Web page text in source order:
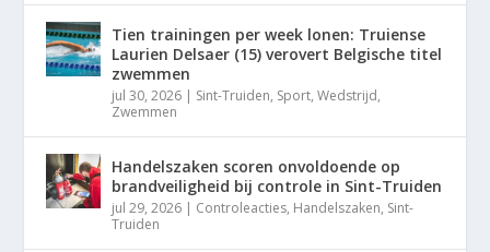
Tien trainingen per week lonen: Truiense
Laurien Delsaer (15) verovert Belgische titel
zwemmen
jul 30, 2026 | Sint-Truiden, Sport,Wedstrijd,
Zwemmen
Handelszaken scoren onvoldoende op
brandveiligheid bij controle in Sint-Truiden
jul 29, 2026 | Controleacties, Handelszaken, Sint-
Truiden